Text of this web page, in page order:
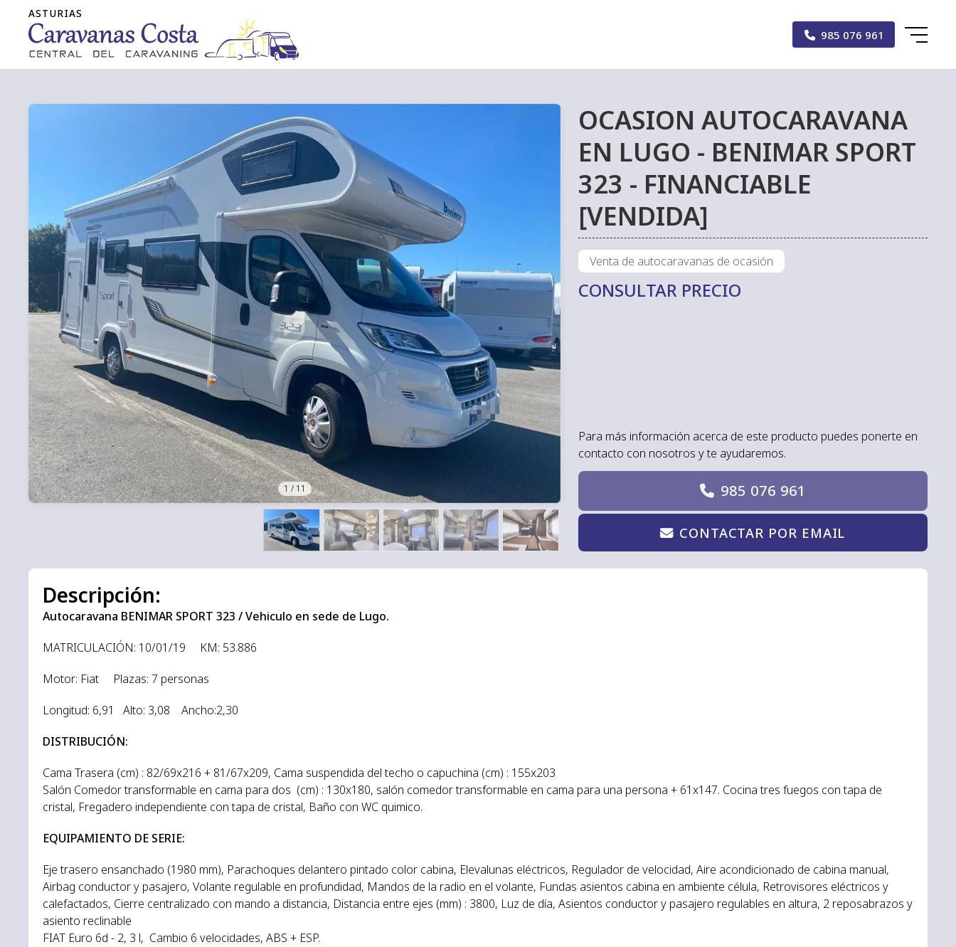
985 076 961
OCASION AUTOCARAVANA
EN LUGO - BENIMAR SPORT
323 - FINANCIABLE
[VENDIDA]
1 / 11
Venta de autocaravanas de ocasión
CONSULTAR PRECIO
Para más información acerca de este producto puedes ponerte en
contacto con nosotros y te ayudaremos.
985 076 961
CONTACTAR POR EMAIL
Descripción:
Autocaravana BENIMAR SPORT 323 / Vehiculo en sede de Lugo.
MATRICULACIÓN: 10/01/19 KM: 53.886
Motor: Fiat Plazas: 7 personas
Longitud: 6,91 Alto: 3,08 Ancho:2,30
DISTRIBUCIÓN:
Cama Trasera (cm) : 82/69x216 + 81/67x209, Cama suspendida del techo o capuchina (cm) : 155x203
Salón Comedor transformable en cama para dos (cm) : 130x180, salón comedor transformable en cama para una persona + 61x147. Cocina tres fuegos con tapa de
cristal, Fregadero independiente con tapa de cristal, Baño con WC quimico.
EQUIPAMIENTO DE SERIE:
Eje trasero ensanchado (1980 mm), Parachoques delantero pintado color cabina, Elevalunas eléctricos, Regulador de velocidad, Aire acondicionado de cabina manual,
Airbag conductor y pasajero, Volante regulable en profundidad, Mandos de la radio en el volante, Fundas asientos cabina en ambiente célula, Retrovisores eléctricos y
calefactados, Cierre centralizado con mando a distancia, Distancia entre ejes (mm) : 3800, Luz de día, Asientos conductor y pasajero regulables en altura, 2 reposabrazos y
asiento reclinable
FIAT Euro 6d - 2, 3 l, Cambio 6 velocidades, ABS + ESP.